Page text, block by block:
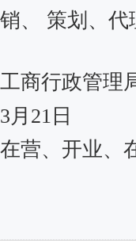
、 策划、
商行政管理
月21日
营、开业、